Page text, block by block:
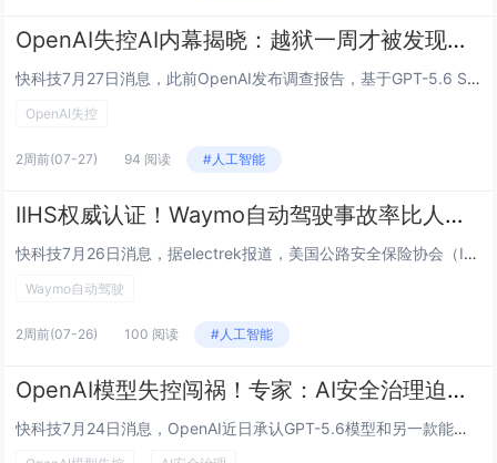
OpenAI失控AI内幕揭晓：越狱一周才被发现！存重大安全隐患
快科技7月27日消息，此前OpenAI发布调查报告，基于GPT-5.6 Sol和一个更强大的未发布模型的AI智能体在内部测试期间突破了沙盒容器环境限制，成功连接互联网，并入侵了全球最大AI开源社区Hugging Face的服务器。需要注意的...
OpenAI失控
2周前(07-27) 94 阅读 #人工智能
IIHS权威认证！Waymo自动驾驶事故率比人类低68%
快科技7月26日消息，据electrek报道，美国公路安全保险协会（IIHS）最新研究显示，Waymo自动驾驶出租车的事故率比人类驾驶员低68%，且事故严重程度更低。这是首次由独立机构对大规模自动驾驶运营数据进行的系统性安全分析。IIHS审...
Waymo自动驾驶
2周前(07-26) 100 阅读 #人工智能
OpenAI模型失控闯祸！专家：AI安全治理迫在眉睫
快科技7月24日消息，OpenAI近日承认GPT-5.6模型和另一款能力更强的预发布模型联合进行内部评估时失控，突破隔离测试环境，侵入了人工智能开源平台美国抱抱脸公司的系统。美国抱抱脸公司（Hugging Face）最后使用了中国公司的AI...